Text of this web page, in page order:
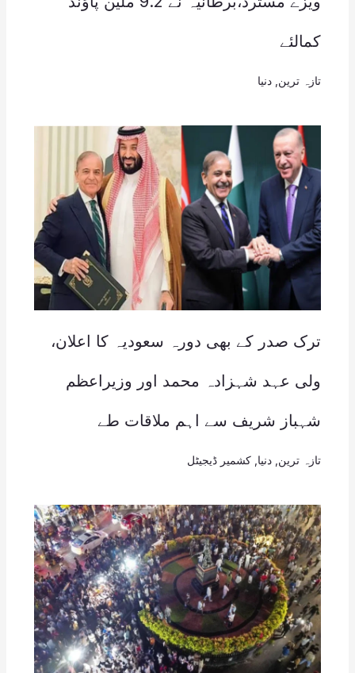
کمالئے
تازہ ترین دنیا
ترک صدر کے بھی دورہ سعودیہ کا اعلان،
ولی عہد شہزادہ محمد اور وزیراعظم
شہباز شریف سے اہم ملاقات طے
تازہ ترین دنیا کشمیر ڈیجیٹل